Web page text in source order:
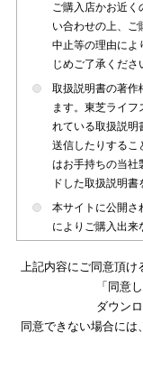
ご購入店かお近く
い合わせの上、ご
中止等の理由によ
じめご了承くださ
取扱説明書の著作
ます。東芝ライ
れている取扱説明
送信したりするこ
はお手持ちの当社
ドした取扱説明書
本サイトに公開さ
によりご購入出来
本サイトに公開さ
のものを掲載し
る取扱説明書の
後のマイナーチェ
トに公開されて
上記内容にご同意頂け
「同意
ダウン
同意できない場合に